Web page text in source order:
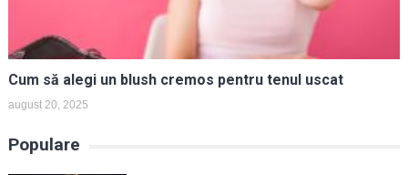
Cum să alegi un blush cremos pentru tenul uscat
august 20, 2025
Populare